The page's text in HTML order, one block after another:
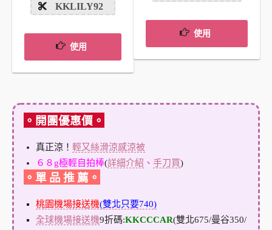
KKLILY92
使用
使用
。開團優惠價。
真正涼！ 輕又絲滑涼感涼被
６８g極輕自拍棒(詳細介紹 、 手刀買)
。單 品 推 薦。
桃園機場接送機(雙北只要740)
全球機場接送機9折碼:KKCCCAR(雙北675/曼谷350/